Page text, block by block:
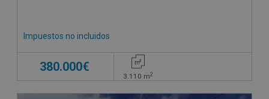
Impuestos no incluidos
380.000€
3.110 m2